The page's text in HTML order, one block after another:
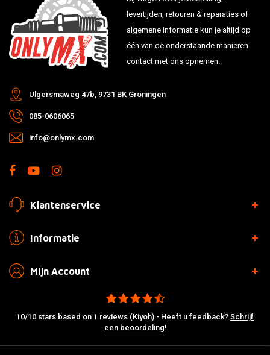
levertijden, retouren & reparaties of
algemene informatie kun je altijd op
één van de onderstaande manieren
contact met ons opnemen.
Ulgersmaweg 47b, 9731 BK Groningen
085-0606065
info@onlymx.com
Klantenservice
Informatie
Mijn Account
10/10 stars based on 1 reviews (Kiyoh) - Heeft u feedback? Schrijf
een beoordeling!